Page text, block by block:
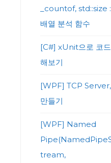
_countof, std::size
배열 분석 함수
[C#] xUnit으로 코
해보기
[WPF] TCP
만들기
[WPF] Named
tream,